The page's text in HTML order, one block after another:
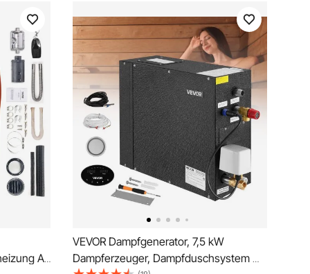
Air
VEVOR Dampfgenerator, 7,5 kW
Dampferzeuger, Dampfduschsystem mit